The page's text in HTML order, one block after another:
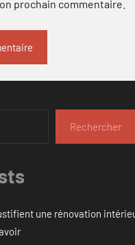
prochain commentaire.
Rechercher
une rénovation